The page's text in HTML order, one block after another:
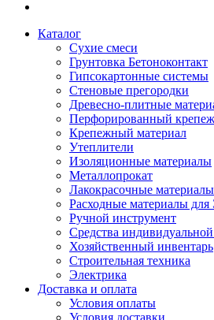
Каталог
Сухие смеси
Грунтовка Бетоноконтакт
Гипсокартонные системы
Стеновые прегородки
Древесно-плитные
Перфорированный крепеж
Крепежный материал
Утеплители
Изоляционные материалы
Металлопрокат
Лакокрасочные материалы
Расходные материалы для
Ручной инструмент
Средства
Хозяйственный инвентарь
Строительная техника
Электрика
Доставка и оплата
Условия оплаты
Условия доставки